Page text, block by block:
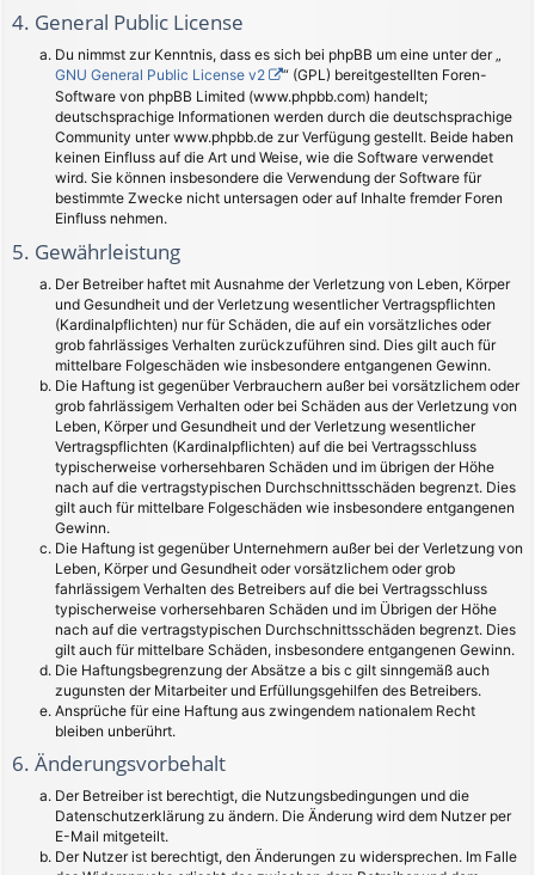
4. General Public License
Du nimmst zur Kenntnis, dass es sich bei phpBB um eine unter der „
GNU General Public License v2
“ (GPL) bereitgestellten Foren-
Software von phpBB Limited (www.phpbb.com) handelt;
deutschsprachige Informationen werden durch die deutschsprachige
Community unter www.phpbb.de zur Verfügung gestellt. Beide haben
keinen Einfluss auf die Art und Weise, wie die Software verwendet
wird. Sie können insbesondere die Verwendung der Software für
bestimmte Zwecke nicht untersagen oder auf Inhalte fremder Foren
Einfluss nehmen.
5. Gewährleistung
Der Betreiber haftet mit Ausnahme der Verletzung von Leben, Körper
und Gesundheit und der Verletzung wesentlicher Vertragspflichten
(Kardinalpflichten) nur für Schäden, die auf ein vorsätzliches oder
grob fahrlässiges Verhalten zurückzuführen sind. Dies gilt auch für
mittelbare Folgeschäden wie insbesondere entgangenen Gewinn.
Die Haftung ist gegenüber Verbrauchern außer bei vorsätzlichem oder
grob fahrlässigem Verhalten oder bei Schäden aus der Verletzung von
Leben, Körper und Gesundheit und der Verletzung wesentlicher
Vertragspflichten (Kardinalpflichten) auf die bei Vertragsschluss
typischerweise vorhersehbaren Schäden und im übrigen der Höhe
nach auf die vertragstypischen Durchschnittsschäden begrenzt. Dies
gilt auch für mittelbare Folgeschäden wie insbesondere entgangenen
Gewinn.
Die Haftung ist gegenüber Unternehmern außer bei der Verletzung von
Leben, Körper und Gesundheit oder vorsätzlichem oder grob
fahrlässigem Verhalten des Betreibers auf die bei Vertragsschluss
typischerweise vorhersehbaren Schäden und im Übrigen der Höhe
nach auf die vertragstypischen Durchschnittsschäden begrenzt. Dies
gilt auch für mittelbare Schäden, insbesondere entgangenen Gewinn.
Die Haftungsbegrenzung der Absätze a bis c gilt sinngemäß auch
zugunsten der Mitarbeiter und Erfüllungsgehilfen des Betreibers.
Ansprüche für eine Haftung aus zwingendem nationalem Recht
bleiben unberührt.
6. Änderungsvorbehalt
Der Betreiber ist berechtigt, die Nutzungsbedingungen und die
Datenschutzerklärung zu ändern. Die Änderung wird dem Nutzer per
E-Mail mitgeteilt.
Der Nutzer ist berechtigt, den Änderungen zu widersprechen. Im Falle